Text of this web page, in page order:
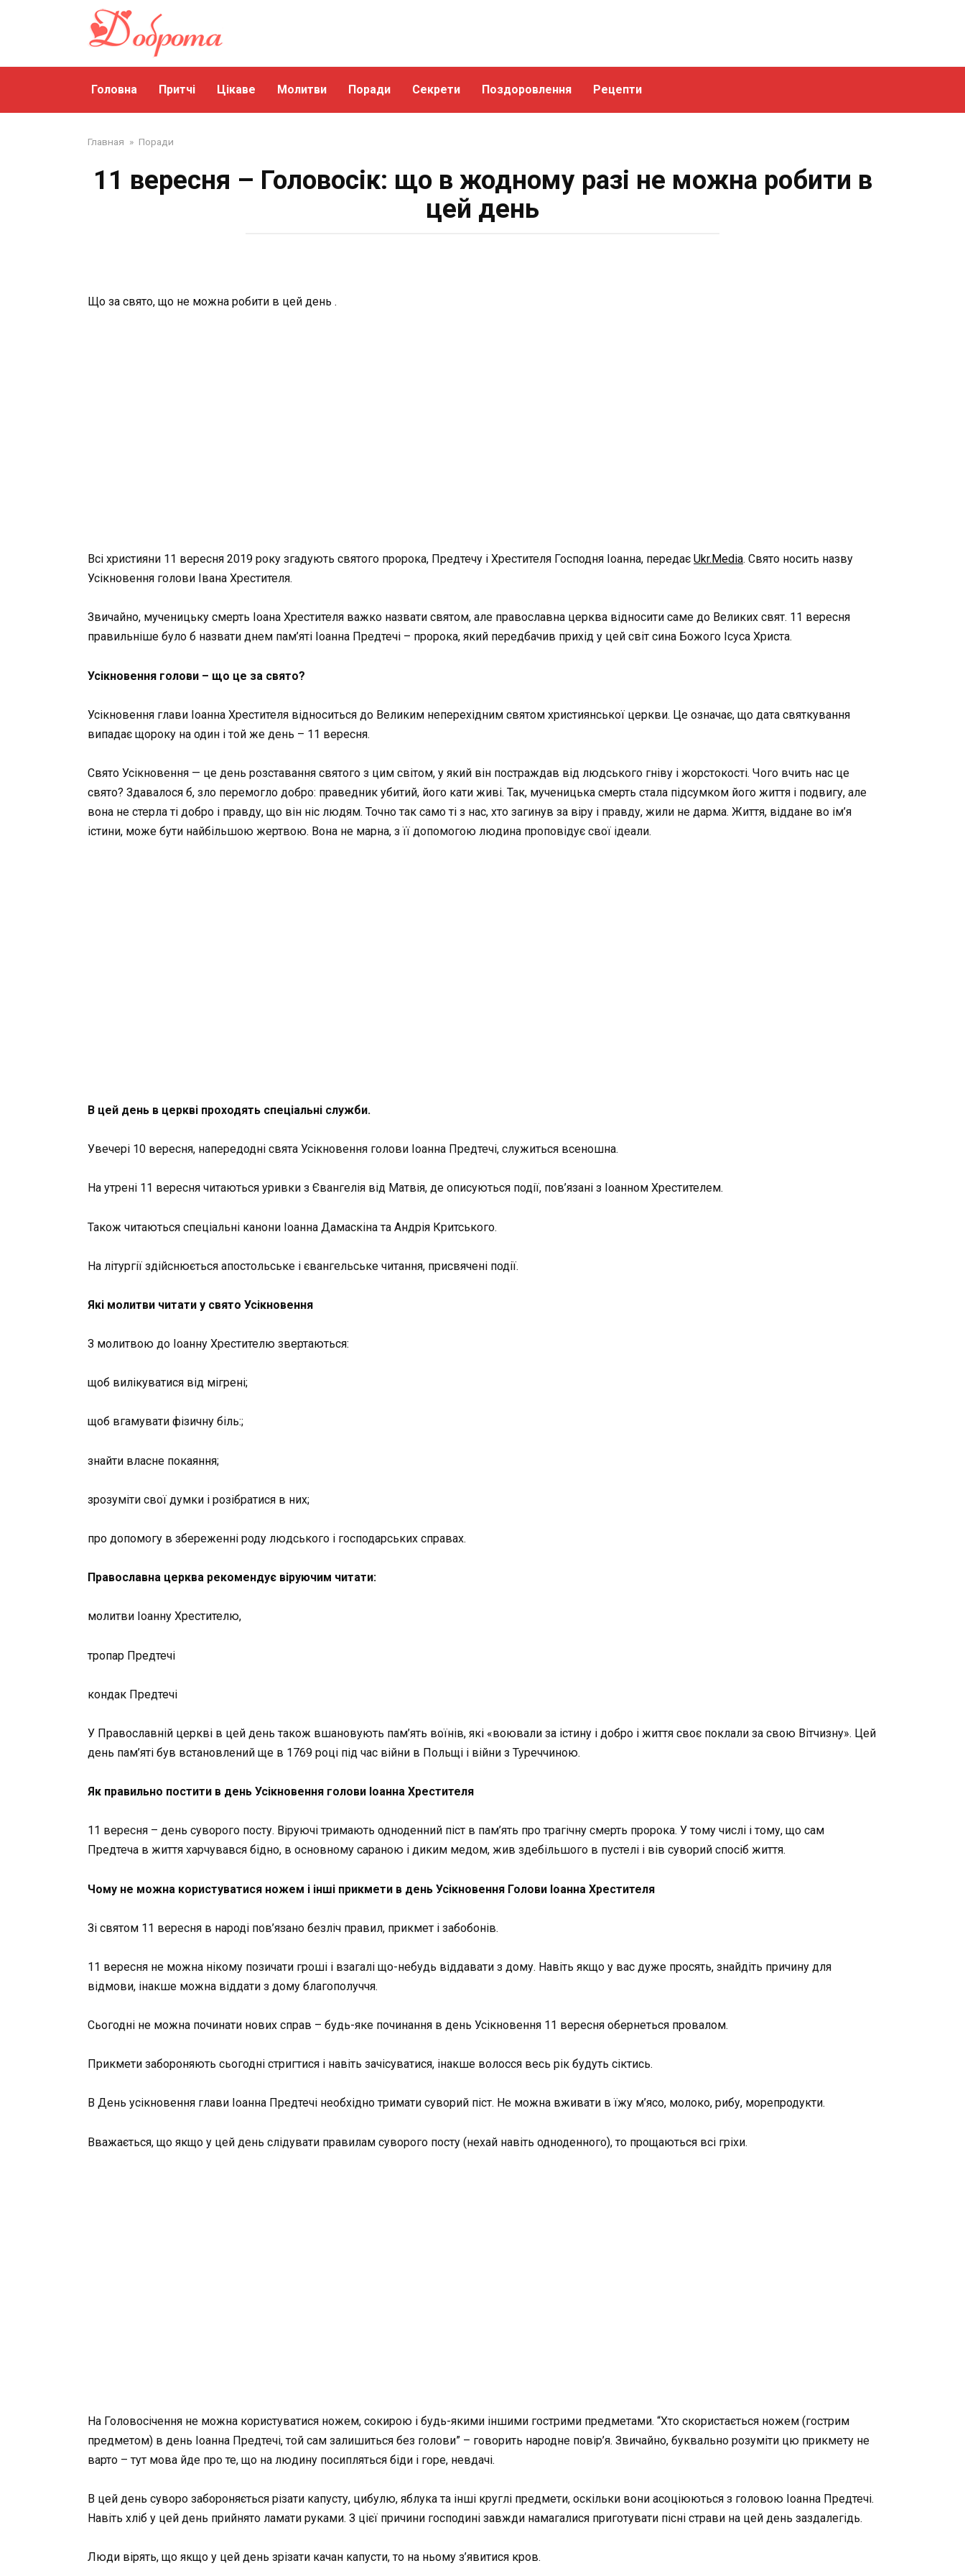
Головна Притчі Цікаве Молитви Поради Секрети Поздоровлення Рецепти
Главная » Поради
11 вересня – Головосік: що в жодному разі не можна робити в
цей день
Що за свято, що не можна робити в цей день .
Всі християни 11 вересня 2019 року згадують святого пророка, Предтечу і Хрестителя Господня Іоанна, передає Ukr.Media. Свято носить назву
Усікновення голови Івана Хрестителя.
Звичайно, мученицьку смерть Іоана Хрестителя важко назвати святом, але православна церква відносити саме до Великих свят. 11 вересня
правильніше було б назвати днем пам’яті Іоанна Предтечі – пророка, який передбачив прихід у цей світ сина Божого Ісуса Христа.
Усікновення голови – що це за свято?
Усікновення глави Іоанна Хрестителя відноситься до Великим неперехідним святом християнської церкви. Це означає, що дата святкування
випадає щороку на один і той же день – 11 вересня.
Свято Усікновення — це день розставання святого з цим світом, у який він постраждав від людського гніву і жорстокості. Чого вчить нас це
свято? Здавалося б, зло перемогло добро: праведник убитий, його кати живі. Так, мученицька смерть стала підсумком його життя і подвигу, але
вона не стерла ті добро і правду, що він ніс людям. Точно так само ті з нас, хто загинув за віру і правду, жили не дарма. Життя, віддане во ім’я
істини, може бути найбільшою жертвою. Вона не марна, з її допомогою людина проповідує свої ідеали.
В цей день в церкві проходять спеціальні служби.
Увечері 10 вересня, напередодні свята Усікновення голови Іоанна Предтечі, служиться всеношна.
На утрені 11 вересня читаються уривки з Євангелія від Матвія, де описуються події, пов’язані з Іоанном Хрестителем.
Також читаються спеціальні канони Іоанна Дамаскіна та Андрія Критського.
На літургії здійснюється апостольське і євангельське читання, присвячені події.
Які молитви читати у свято Усікновення
З молитвою до Іоанну Хрестителю звертаються:
щоб вилікуватися від мігрені;
щоб вгамувати фізичну біль:;
знайти власне покаяння;
зрозуміти свої думки і розібратися в них;
про допомогу в збереженні роду людського і господарських справах.
Православна церква рекомендує віруючим читати:
молитви Іоанну Хрестителю,
тропар Предтечі
кондак Предтечі
У Православній церкві в цей день також вшановують пам’ять воїнів, які «воювали за істину і добро і життя своє поклали за свою Вітчизну». Цей
день пам’яті був встановлений ще в 1769 році під час війни в Польщі і війни з Туреччиною.
Як правильно постити в день Усікновення голови Іоанна Хрестителя
11 вересня – день суворого посту. Віруючі тримають одноденний піст в пам’ять про трагічну смерть пророка. У тому числі і тому, що сам
Предтеча в життя харчувався бідно, в основному сараною і диким медом, жив здебільшого в пустелі і вів суворий спосіб життя.
Чому не можна користуватися ножем і інші прикмети в день Усікновення Голови Іоанна Хрестителя
Зі святом 11 вересня в народі пов’язано безліч правил, прикмет і забобонів.
11 вересня не можна нікому позичати гроші і взагалі що-небудь віддавати з дому. Навіть якщо у вас дуже просять, знайдіть причину для
відмови, інакше можна віддати з дому благополуччя.
Сьогодні не можна починати нових справ – будь-яке починання в день Усікновення 11 вересня обернеться провалом.
Прикмети забороняють сьогодні стригтися і навіть зачісуватися, інакше волосся весь рік будуть сіктись.
В День усікновення глави Іоанна Предтечі необхідно тримати суворий піст. Не можна вживати в їжу м’ясо, молоко, рибу, морепродукти.
Вважається, що якщо у цей день слідувати правилам суворого посту (нехай навіть одноденного), то прощаються всі гріхи.
На Головосічення не можна користуватися ножем, сокирою і будь-якими іншими гострими предметами. “Хто скористається ножем (гострим
предметом) в день Іоанна Предтечі, той сам залишиться без голови” – говорить народне повір’я. Звичайно, буквально розуміти цю прикмету не
варто – тут мова йде про те, що на людину посипляться біди і горе, невдачі.
В цей день суворо забороняється різати капусту, цибулю, яблука та інші круглі предмети, оскільки вони асоціюються з головою Іоанна Предтечі.
Навіть хліб у цей день прийнято ламати руками. З цієї причини господині завжди намагалися приготувати пісні страви на цей день заздалегідь.
Люди вірять, що якщо у цей день зрізати качан капусти, то на ньому з’явитися кров.